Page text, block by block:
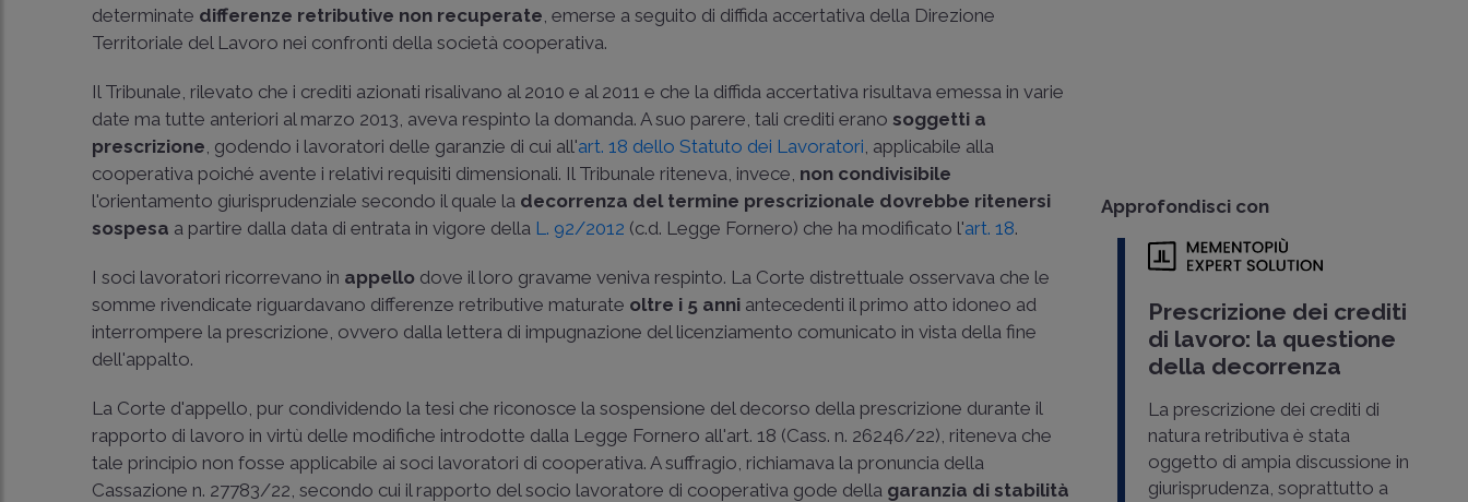
determinate differenze retributive non recuperate, emerse a seguito di diffida accertativa della Direzione
Territoriale del Lavoro nei confronti della società cooperativa.
Il Tribunale, rilevato che i crediti azionati risalivano al 2010 e al 2011 e che la diffida accertativa risultava emessa in varie
date ma tutte anteriori al marzo 2013, aveva respinto la domanda. A suo parere, tali crediti erano soggetti a
prescrizione, godendo i lavoratori delle garanzie di cui all'art. 18 dello Statuto dei Lavoratori, applicabile alla
cooperativa poiché avente i relativi requisiti dimensionali. Il Tribunale riteneva, invece, non condivisibile
l'orientamento giurisprudenziale secondo il quale la decorrenza del termine prescrizionale dovrebbe ritenersi
sospesa a partire dalla data di entrata in vigore della L. 92/2012 (c.d. Legge Fornero) che ha modificato l'art. 18.
I soci lavoratori ricorrevano in appello dove il loro gravame veniva respinto. La Corte distrettuale osservava che le
somme rivendicate riguardavano differenze retributive maturate oltre i 5 anni antecedenti il primo atto idoneo ad
interrompere la prescrizione, ovvero dalla lettera di impugnazione del licenziamento comunicato in vista della fine
dell'appalto.
La Corte d'appello, pur condividendo la tesi che riconosce la sospensione del decorso della prescrizione durante il
rapporto di lavoro in virtù delle modifiche introdotte dalla Legge Fornero all'art. 18 (Cass. n. 26246/22), riteneva che
tale principio non fosse applicabile ai soci lavoratori di cooperativa. A suffragio, richiamava la pronuncia della
Cassazione n. 27783/22, secondo cui il rapporto del socio lavoratore di cooperativa gode della garanzia di stabilità
Approfondisci con
Prescrizione dei crediti
di lavoro: la questione
della decorrenza
La prescrizione dei crediti di
natura retributiva è stata
oggetto di ampia discussione in
giurisprudenza, soprattutto a